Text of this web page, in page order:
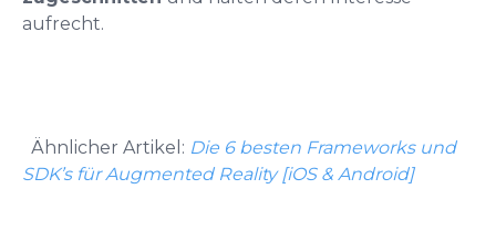
aufrecht.
Ähnlicher Artikel: Die 6 besten Frameworks und
SDK’s für Augmented Reality [iOS & Android]